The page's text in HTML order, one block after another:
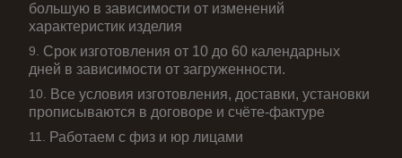
большую в зависимости от изменений
характеристик изделия
Срок изготовления от 10 до 60 календарных
дней в зависимости от загруженности.
Все условия изготовления, доставки, установки
прописываются в договоре и счёте-фактуре
Работаем с физ и юр лицами